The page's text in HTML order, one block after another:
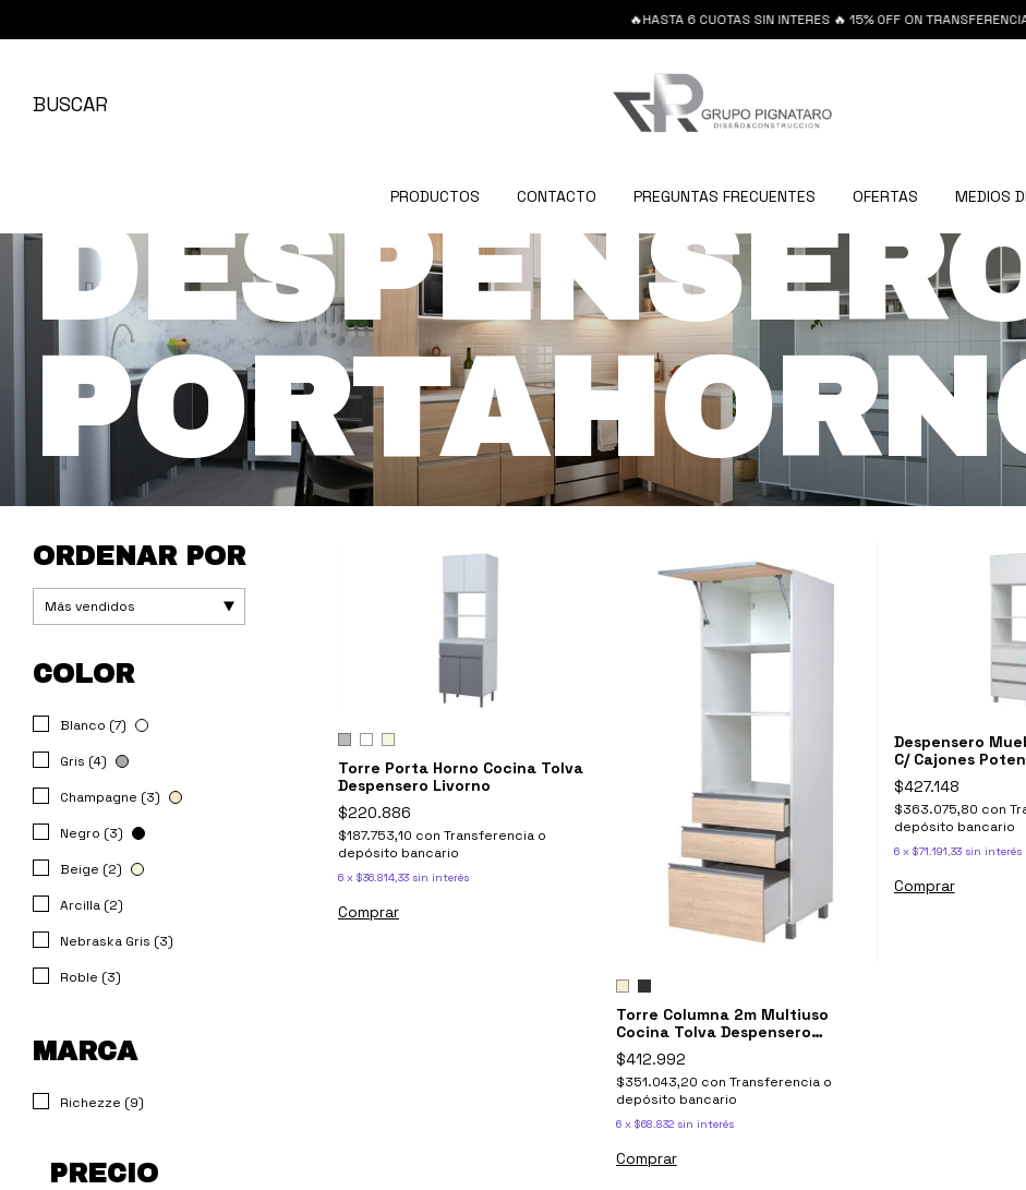
🔥HASTA 6 CUOTAS SIN INTERES 🔥 15% 0FF ON TRANSFERENCIA O
BUSCAR
PRODUCTOS CONTACTO PREGUNTAS FRECUENTES OFERTAS MEDIOS
ORDENAR POR
COLOR
Blanco (7)
Gris (4)
Champagne (3)
Negro (3)
Beige (2)
Arcilla (2)
Nebraska Gris (3)
Roble (3)
MARCA
Richezze (9)
PRECIO
Torre Porta Horno Cocina Tolva
Despensero Livorno
$220.886
$187.753,10 con Transferencia o
depósito bancario
6 x $36.814,33 sin interés
Comprar
Torre Columna 2m Multiuso
Cocina Tolva Despensero
POTENZA Ricchezze
$412.992
$351.043,20 con Transferencia o
depósito bancario
6 x $68.832 sin interés
Comprar
Despensero
C/ Cajones
$427.148
$363.075,80 con
depósito bancario
6 x $71.191,33 sin interés
Comprar